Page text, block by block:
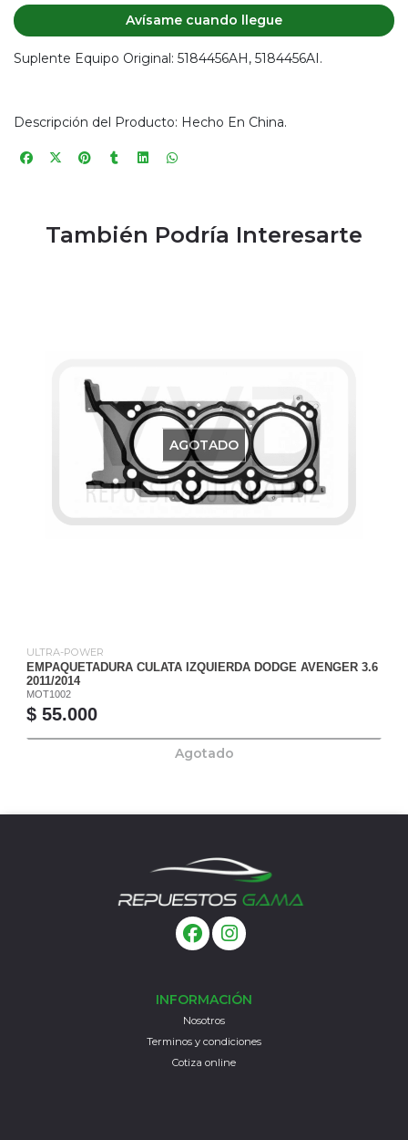
Avísame cuando llegue
Suplente Equipo Original: 5184456AH, 5184456AI.
Descripción del Producto: Hecho En China.
También Podría Interesarte
AGOTADO
ULTRA-POWER
EMPAQUETADURA CULATA IZQUIERDA DODGE AVENGER 3.6
2011/2014
MOT1002
$ 55.000
Agotado
INFORMACIÓN
Nosotros
Terminos y condiciones
Cotiza online